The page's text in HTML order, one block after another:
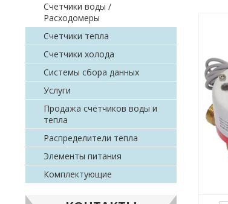
Счетчики воды /
Расходомеры
Счетчики тепла
Счетчики холода
Системы сбора данных
Услуги
Продажа счётчиков воды и
тепла
Распределители тепла
Элементы питания
Комплектующие